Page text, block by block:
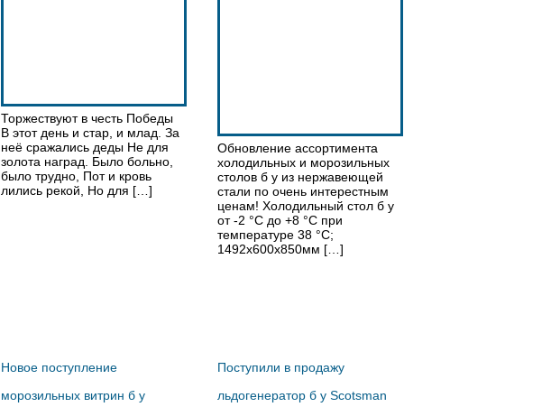
Торжествуют в честь Победы
В этот день и стар, и млад. За
неё сражались деды Не для
золота наград. Было больно,
было трудно, Пот и кровь
лились рекой, Но для […]
Обновление ассортимента
холодильных и морозильных
столов б у из нержавеющей
стали по очень интерестным
ценам! Холодильный стол б у
от -2 °С до +8 °С при
температуре 38 °С;
1492х600х850мм […]
Новое поступление
морозильных витрин б у
Поступили в продажу
льдогенератор б у Scotsman